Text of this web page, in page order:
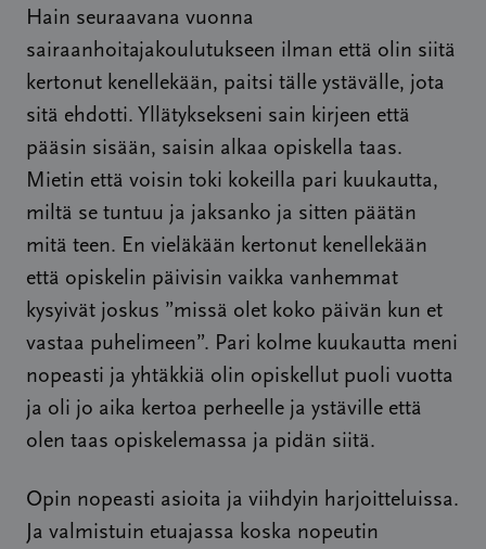
Hain seuraavana vuonna
sairaanhoitajakoulutukseen ilman että olin siitä
kertonut kenellekään, paitsi tälle ystävälle, jota
sitä ehdotti. Yllätyksekseni sain kirjeen että
pääsin sisään, saisin alkaa opiskella taas.
Mietin että voisin toki kokeilla pari kuukautta,
miltä se tuntuu ja jaksanko ja sitten päätän
mitä teen. En vieläkään kertonut kenellekään
että opiskelin päivisin vaikka vanhemmat
kysyivät joskus ”missä olet koko päivän kun et
vastaa puhelimeen”. Pari kolme kuukautta meni
nopeasti ja yhtäkkiä olin opiskellut puoli vuotta
ja oli jo aika kertoa perheelle ja ystäville että
olen taas opiskelemassa ja pidän siitä.
Opin nopeasti asioita ja viihdyin harjoitteluissa.
Ja valmistuin etuajassa koska nopeutin